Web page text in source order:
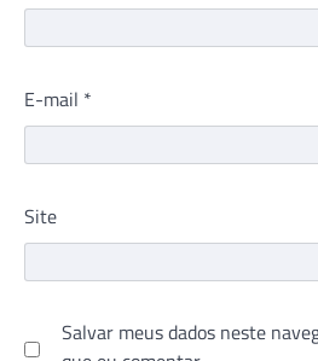
E-mail *
Site
Salvar meus dados neste